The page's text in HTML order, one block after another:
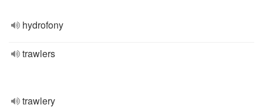
hydrofony
trawlers
trawlery